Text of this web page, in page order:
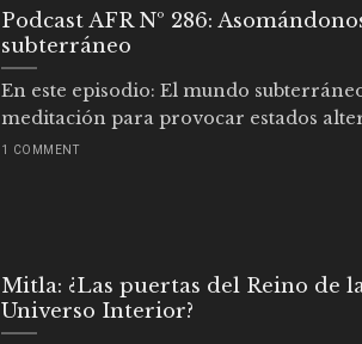
Podcast AFR Nº 286:
subterráneo
En este episodio: El mundo
meditación para provocar estados
1 COMMENT
Mitla: ¿Las puertas del Reino de
Universo Interior?